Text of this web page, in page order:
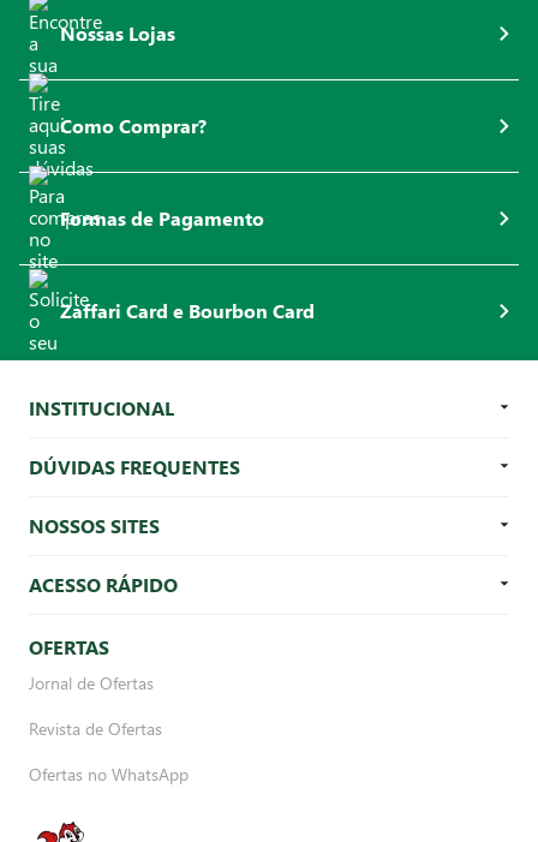
Nossas Lojas
Como Comprar?
Formas de Pagamento
Zaffari Card e Bourbon Card
INSTITUCIONAL
DÚVIDAS FREQUENTES
NOSSOS SITES
ACESSO RÁPIDO
OFERTAS
Jornal de Ofertas
Revista de Ofertas
Ofertas no WhatsApp